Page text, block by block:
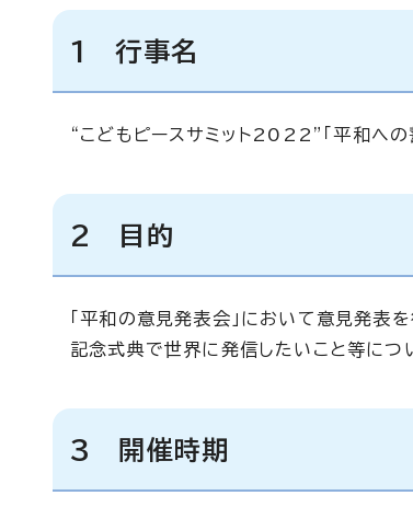
1行事名
“こどもピースサミット2022”「平和への
2 目的
「平和の意見発表会」において意見発表
記念式典で世界に発信したいこと等につ
3 開催時期